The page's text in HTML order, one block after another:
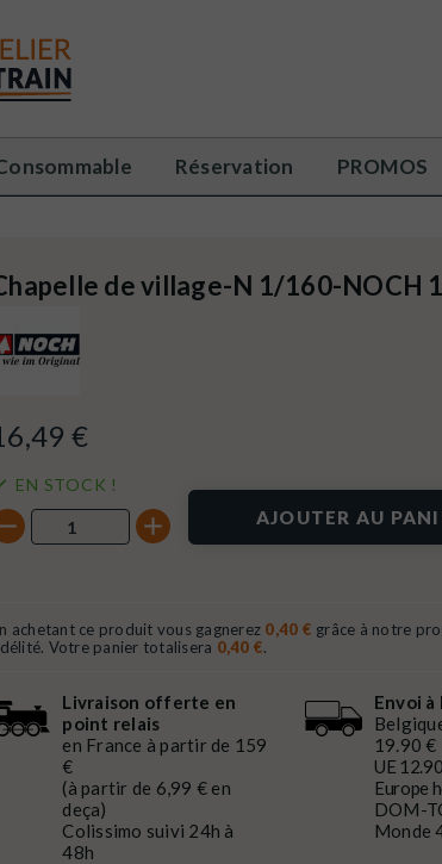
Réservation PROMOS
de village-N 1/160-NOCH
€
EN STOCK !
AJOUTER AU
achetant ce produit vous gagnerez 0,40 € grâce à notre
Votre panier totalisera 0,40 €.
Livraison offerte en
point relais
en France à partir de 159
€
(à partir de 6,99 € en
deça)
Colissimo suivi 24h à
48h
Envoi
19.90 €
UE
Europe
DOM-
Monde